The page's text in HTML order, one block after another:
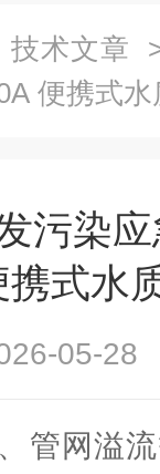
技术文章
便携式水
污染
携式水
05-
管网溢